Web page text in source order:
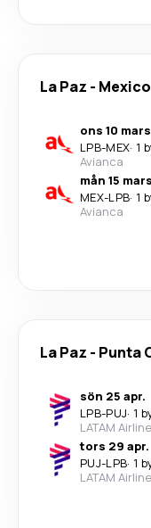
La Paz -
ons 10 mars
LPB-MEX· 1
Avianca
mån 15 mars
MEX-LPB· 1
Avianca
La Paz - Punta
sön 25 apr.
LPB-PUJ· 1
LATAM
tors 29 apr.
PUJ-LPB· 1
LATAM